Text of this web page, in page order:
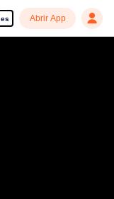
es Abrir App